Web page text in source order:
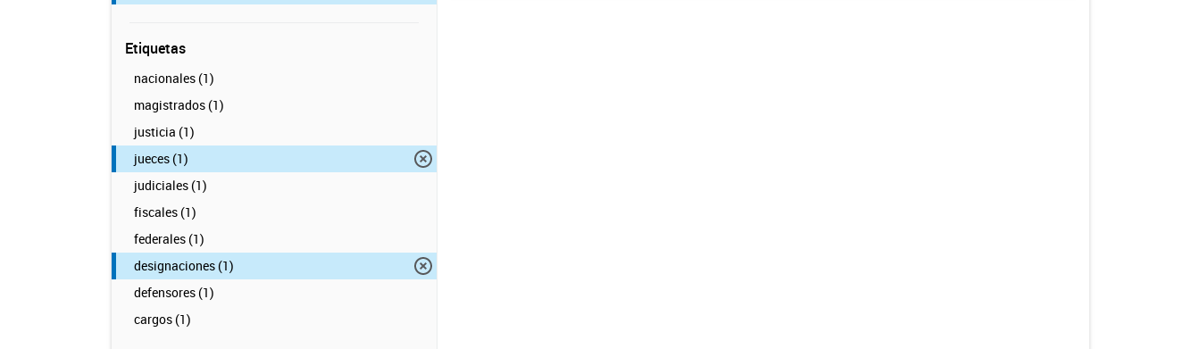
Etiquetas
nacionales (1)
magistrados (1)
justicia (1)
jueces (1)
judiciales (1)
fiscales (1)
federales (1)
designaciones (1)
defensores (1)
cargos (1)